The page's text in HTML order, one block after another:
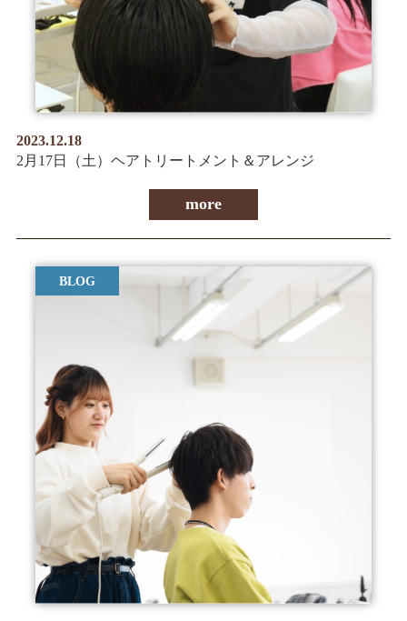
2023.12.18
2月17日（土）ヘアトリートメント＆アレンジ
more
BLOG